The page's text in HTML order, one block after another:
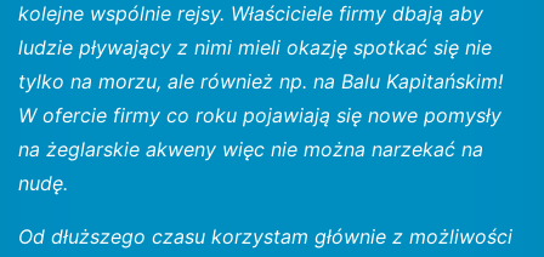
kolejne wspólnie rejsy. Właściciele firmy dbają aby
ludzie pływający z nimi mieli okazję spotkać się nie
tylko na morzu, ale również np. na Balu Kapitańskim!
W ofercie firmy co roku pojawiają się nowe pomysły
na żeglarskie akweny więc nie można narzekać na
nudę.
Od dłuższego czasu korzystam głównie z możliwości